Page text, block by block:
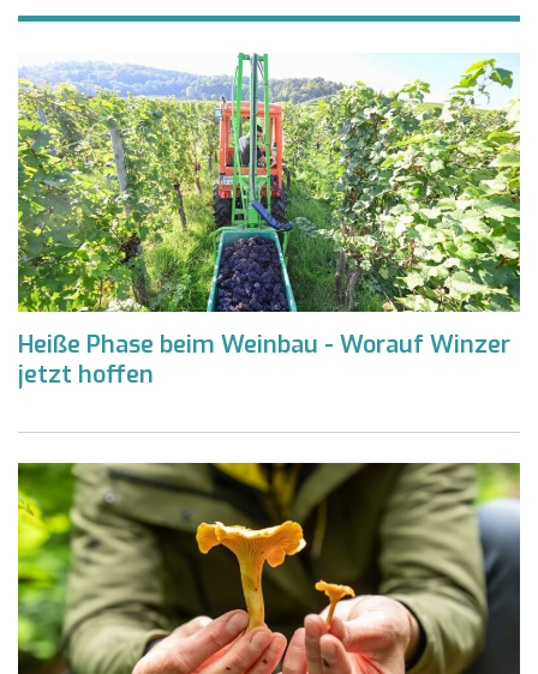
Heiße Phase beim Weinbau - Worauf Winzer
jetzt hoffen